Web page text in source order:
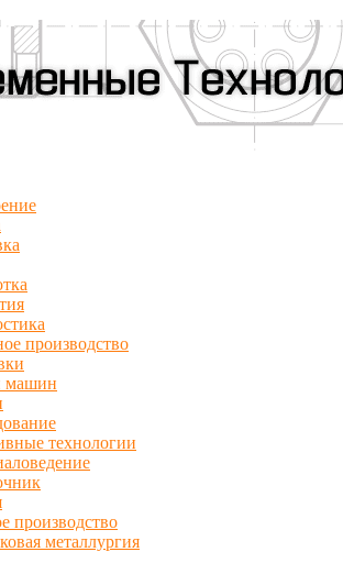
производство
машин
технологии
производство
металлургия